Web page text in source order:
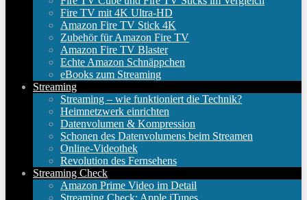
Fire TV mit 4K Ultra-HD
Amazon Fire TV Stick 4K
Zubehör für Amazon Fire TV
Amazon Fire TV Blaster
Echte Amazon Schnäppchen
eBooks zum Streaming
Streaming
Streaming – wie funktioniert die Technik?
Heimnetzwerk einrichten
Datenvolumen & Kompression
Schonen des Datenvolumens beim Streamen
Online-Videothek
Revolution des Fernsehens
Streaming Check
Amazon Prime Video im Detail
Streaming Check: Apple iTunes